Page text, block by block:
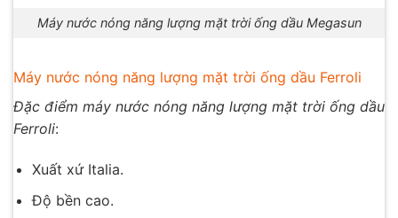
Máy nước nóng năng lượng mặt trời ống dầu Megasun
Máy nước nóng năng lượng mặt trời ống dầu Ferroli
Đặc điểm máy nước nóng năng lượng mặt trời ống dầu
Ferroli:
Xuất xứ Italia.
Độ bền cao.